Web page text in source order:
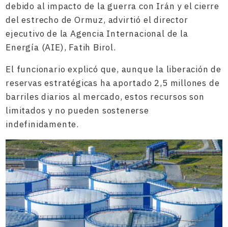
debido al impacto de la guerra con Irán y el cierre
del estrecho de Ormuz, advirtió el director
ejecutivo de la Agencia Internacional de la
Energía (AIE), Fatih Birol.
El funcionario explicó que, aunque la liberación de
reservas estratégicas ha aportado 2,5 millones de
barriles diarios al mercado, estos recursos son
limitados y no pueden sostenerse
indefinidamente.